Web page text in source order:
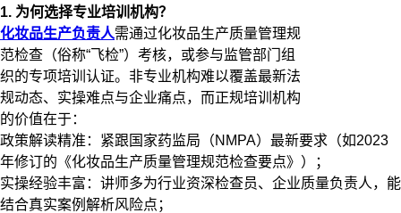
1. 为何选择专业培训机构？
化妆品生产负责人需通过​​化妆品生产质量管理规
范检查​​（俗称“飞检”）考核，或参与监管部门组
织的专项培训认证。非专业机构难以覆盖最新法
规动态、实操难点与企业痛点，而正规培训机构
的价值在于：
​​政策解读精准​​：紧跟国家药监局（NMPA）最新要求（如2023
年修订的《化妆品生产质量管理规范检查要点》）；
​​实操经验丰富​​：讲师多为行业资深检查员、企业质量负责人，能
结合真实案例解析风险点；